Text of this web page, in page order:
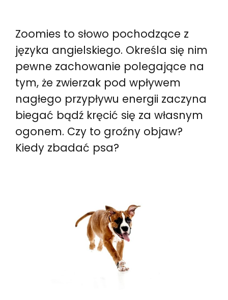
Zoomies to słowo pochodzące z
języka angielskiego. Określa się nim
pewne zachowanie polegające na
tym, że zwierzak pod wpływem
nagłego przypływu energii zaczyna
biegać bądź kręcić się za własnym
ogonem. Czy to groźny objaw?
Kiedy zbadać psa?